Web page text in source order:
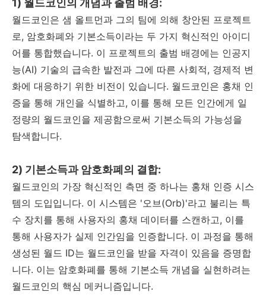
1) 월드코인의 개념과 출범 배경:
월드코인은 샘 올트먼과 그의 팀에 의해 창안된 프로젝트
로, 암호화폐와 기본소득이라는 두 가지 혁신적인 아이디
어를 통합했습니다. 이 프로젝트의 출범 배경에는 인공지
능(AI) 기술의 급속한 발전과 그에 따른 사회적, 경제적 변
화에 대응하기 위한 비전이 있습니다. 월드코인은 홍채 인
증을 통해 개인을 식별하고, 이를 통해 모든 인간에게 일
정량의 월드코인을 제공함으로써 기본소득의 가능성을
탐색합니다.
2) 기본소득과 암호화폐의 결합:
월드코인의 가장 혁신적인 측면 중 하나는 홍채 인증 시스
템의 도입입니다. 이 시스템은 '오브(Orb)'라고 불리는 특
수 장치를 통해 사용자의 홍채 데이터를 스캔하고, 이를
통해 사용자가 실제 인간임을 인증합니다. 이 과정을 통해
생성된 월드 ID는 월드코인을 받을 자격이 있음을 증명합
니다. 이는 암호화폐를 통해 기본소득 개념을 실현하려는
월드코인의 핵심 메커니즘입니다.